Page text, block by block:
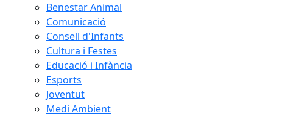
Benestar Animal
Comunicació
Consell d'Infants
Cultura i Festes
Educació i Infància
Esports
Joventut
Medi Ambient